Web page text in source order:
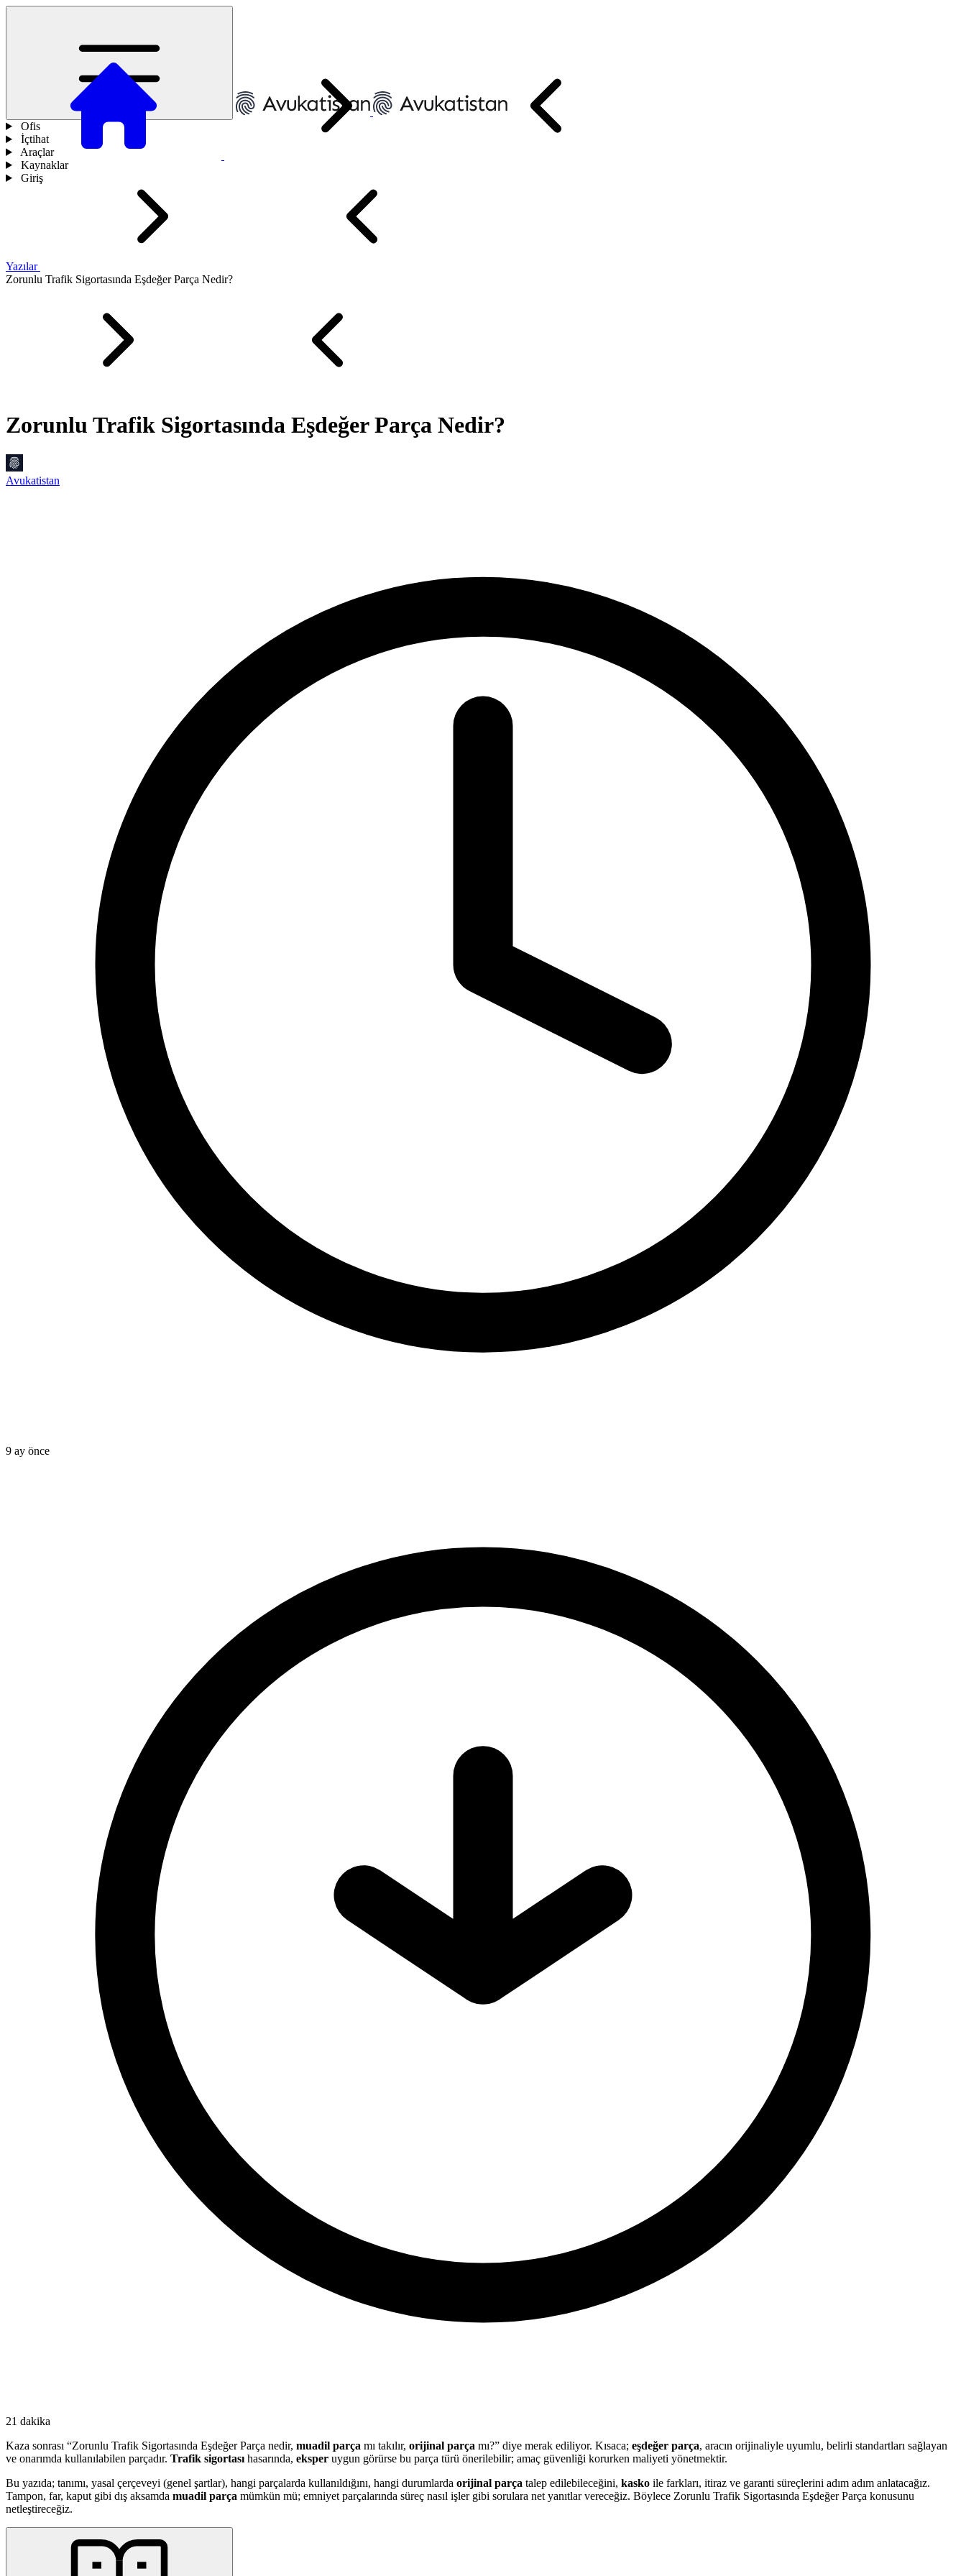
Ofis
İçtihat
Araçlar
Kaynaklar
Giriş
Yazılar
Zorunlu Trafik Sigortasında Eşdeğer Parça Nedir?
Zorunlu Trafik Sigortasında Eşdeğer Parça Nedir?
Avukatistan
9 ay önce
21 dakika
Kaza sonrası “Zorunlu Trafik Sigortasında Eşdeğer Parça nedir, muadil parça mı takılır, orijinal parça mı?” diye merak ediliyor. Kısaca; eşdeğer parça, aracın orijinaliyle uyumlu, belirli standartları sağlayan
ve onarımda kullanılabilen parçadır. Trafik sigortası hasarında, eksper uygun görürse bu parça türü önerilebilir; amaç güvenliği korurken maliyeti yönetmektir.
Bu yazıda; tanımı, yasal çerçeveyi (genel şartlar), hangi parçalarda kullanıldığını, hangi durumlarda orijinal parça talep edilebileceğini, kasko ile farkları, itiraz ve garanti süreçlerini adım adım anlatacağız.
Tampon, far, kaput gibi dış aksamda muadil parça mümkün mü; emniyet parçalarında süreç nasıl işler gibi sorulara net yanıtlar vereceğiz. Böylece Zorunlu Trafik Sigortasında Eşdeğer Parça konusunu
netleştireceğiz.